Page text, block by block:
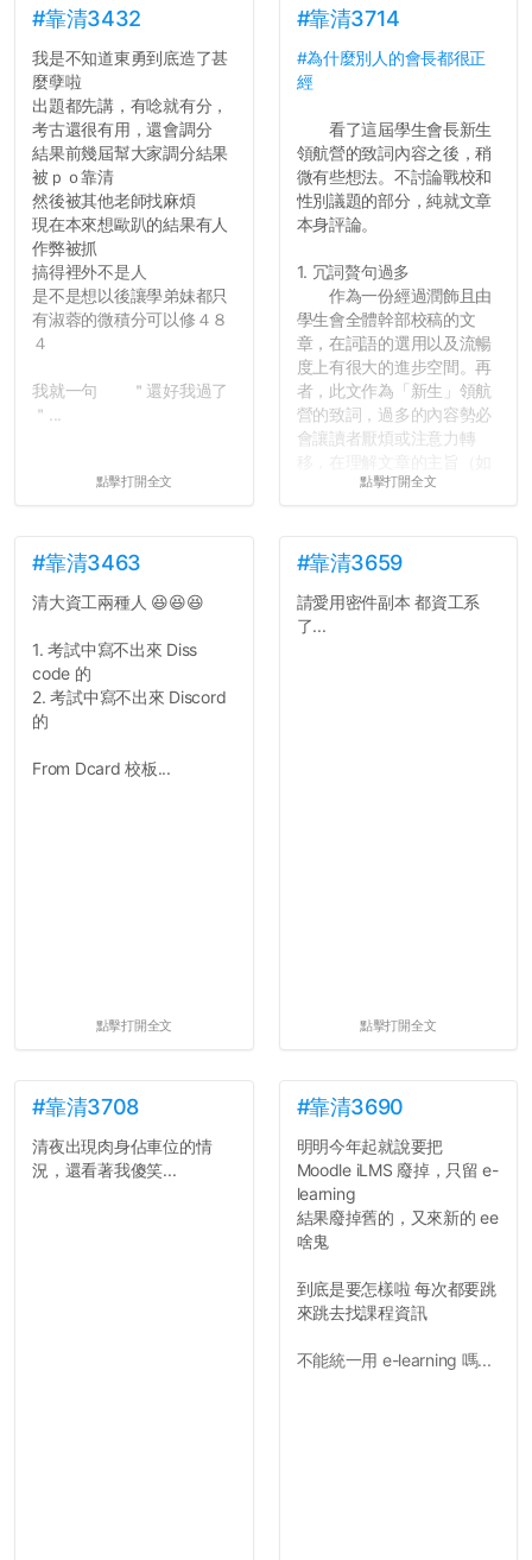
績無法體現你們的努力，但
往後你們正直的態度一定會
讓你們在社會上適應得更
好。最後，那些作弊的同
學，你們要瞭解到作弊對你
們而言是沒有任何好處的，
大學是你們唯一可以勇敢認
錯但不需要付出太大代價的
地方，你們在這時候如果不
會學會...
#靠清3432
我是不知道東勇到底造了甚
麼孽啦
出題都先講，有唸就有分，
考古還很有用，還會調分
結果前幾屆幫大家調分結果
被ｐｏ靠清
然後被其他老師找麻煩
現在本來想歐趴的結果有人
作弊被抓
搞得裡外不是人
是不是想以後讓學弟妹都只
有淑蓉的微積分可以修４８
４
我就一句 ＂還好我過了
＂...
點擊打開全文
#靠清3714
#為什麼別人的會長都很正
經
看了這屆學生會長新生
領航營的致詞內容之後，稍
微有些想法。不討論戰校和
性別議題的部分，純就文章
本身評論。
1. 冗詞贅句過多
作為一份經過潤飾且由
學生會全體幹部校稿的文
章，在詞語的選用以及流暢
度上有很大的進步空間。再
者，此文作為「新生」領航
營的致詞，過多的內容勢必
會讓讀者厭煩或注意力轉
果有的話）前就失去興趣。
的聲明一樣正式，但至少在
用字上多加留意。有些語句
用說的可能會引人發笑或多
聽幾句，但寫成文字時只會
點擊打開全文
#靠清3463
清大資工兩種人 😆😆😆
1. 考試中寫不出來 Diss
code 的
2. 考試中寫不出來 Discord
的
From Dcard 校板...
點擊打開全文
#靠清3659
請愛用密件副本 都資工系
了...
點擊打開全文
#靠清3708
清夜出現肉身佔車位的情
況，還看著我傻笑...
#靠清3690
明明今年起就說要把
Moodle iLMS 廢掉，只留 e-
learning
結果廢掉舊的，又來新的 ee
啥鬼
到底是要怎樣啦 每次都要跳
來跳去找課程資訊
不能統一用 e-learning 嗎...